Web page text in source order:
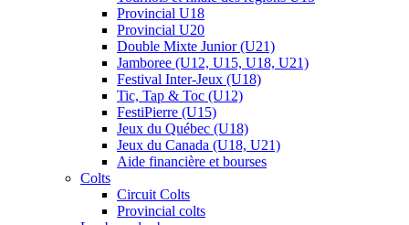
Provincial U18
Provincial U20
Double Mixte Junior (U21)
Jamboree (U12, U15, U18, U21)
Festival Inter-Jeux (U18)
Tic, Tap & Toc (U12)
FestiPierre (U15)
Jeux du Québec (U18)
Jeux du Canada (U18, U21)
Aide financière et bourses
Colts
Circuit Colts
Provincial colts